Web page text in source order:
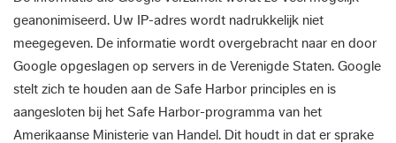
geanonimiseerd. Uw IP-adres wordt nadrukkelijk niet
meegegeven. De informatie wordt overgebracht naar en door
Google opgeslagen op servers in de Verenigde Staten. Google
stelt zich te houden aan de Safe Harbor principles en is
aangesloten bij het Safe Harbor-programma van het
Amerikaanse Ministerie van Handel. Dit houdt in dat er sprake